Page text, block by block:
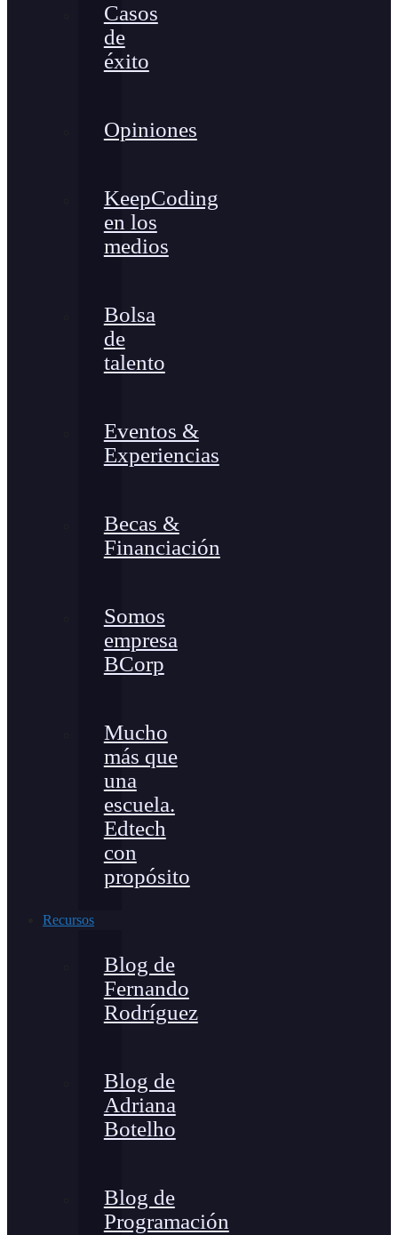
Casos
de
éxito
Opiniones
KeepCoding
en los
medios
Bolsa
de
talento
Eventos &
Experiencias
Becas &
Financiación
Somos
empresa
BCorp
Mucho
más que
una
escuela.
Edtech
con
propósito
Recursos
Blog de
Fernando
Rodríguez
Blog de
Adriana
Botelho
Blog de
Programación